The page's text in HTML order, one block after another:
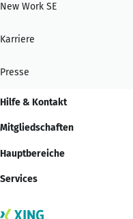
New Work SE
Karriere
Presse
Hilfe & Kontakt
Mitgliedschaften
Hauptbereiche
Services